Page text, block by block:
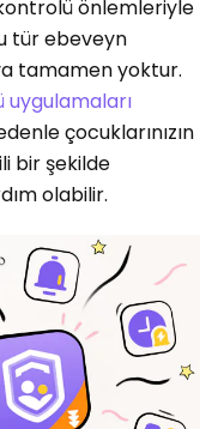
önlemleriyle
tür ebeveyn
tamamen yoktur.
çocuklarınızın
bir şekilde
olabilir.